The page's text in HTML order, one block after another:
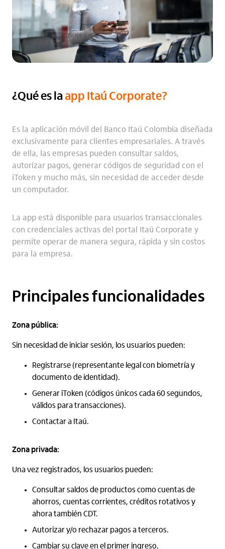
¿Qué es laapp Itaú Corporate?
Es la aplicación móvil del Banco Itaú Colombia diseñada
exclusivamente para clientes empresariales. A través
de ella, las empresas pueden consultar saldos,
autorizar pagos, generar códigos de seguridad con el
iToken y mucho más, sin necesidad de acceder desde
un computador.
La app está disponible para usuarios transaccionales
con credenciales activas del portal Itaú Corporate y
permite operar de manera segura, rápida y sin costos
para la empresa.
Principales funcionalidades
Zona pública:
Sin necesidad de iniciar sesión, los usuarios pueden:
Registrarse (representante legal con biometría y
documento de identidad).
Generar iToken (códigos únicos cada 60 segundos,
válidos para transacciones).
Contactar a Itaú.
Zona privada:
Una vez registrados, los usuarios pueden:
Consultar saldos de productos como cuentas de
ahorros, cuentas corrientes, créditos rotativos y
ahora también CDT.
Autorizar y/o rechazar pagos a terceros.
Cambiar su clave en el primer ingreso.